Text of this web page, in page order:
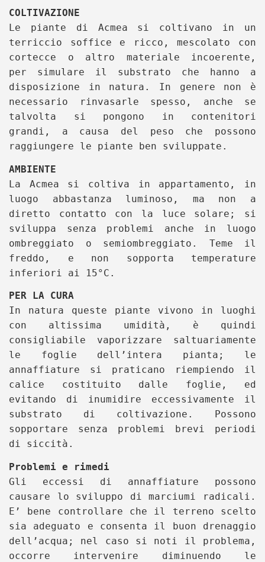
COLTIVAZIONE
Le piante di Acmea si coltivano in un
terriccio soffice e ricco, mescolato con
cortecce o altro materiale incoerente,
per simulare il substrato che hanno a
disposizione in natura. In genere non è
necessario rinvasarle spesso, anche se
talvolta si pongono in contenitori
grandi, a causa del peso che possono
raggiungere le piante ben sviluppate.
AMBIENTE
La Acmea si coltiva in appartamento, in
luogo abbastanza luminoso, ma non a
diretto contatto con la luce solare; si
sviluppa senza problemi anche in luogo
ombreggiato o semiombreggiato. Teme il
freddo, e non sopporta temperature
inferiori ai 15°C.
PER LA CURA
In natura queste piante vivono in luoghi
con altissima umidità, è quindi
consigliabile vaporizzare saltuariamente
le foglie dell’intera pianta; le
annaffiature si praticano riempiendo il
calice costituito dalle foglie, ed
evitando di inumidire eccessivamente il
substrato di coltivazione. Possono
sopportare senza problemi brevi periodi
di siccità.
Problemi e rimedi
Gli eccessi di annaffiature possono
causare lo sviluppo di marciumi radicali.
E’ bene controllare che il terreno scelto
sia adeguato e consenta il buon drenaggio
dell’acqua; nel caso si noti il problema,
occorre intervenire diminuendo le